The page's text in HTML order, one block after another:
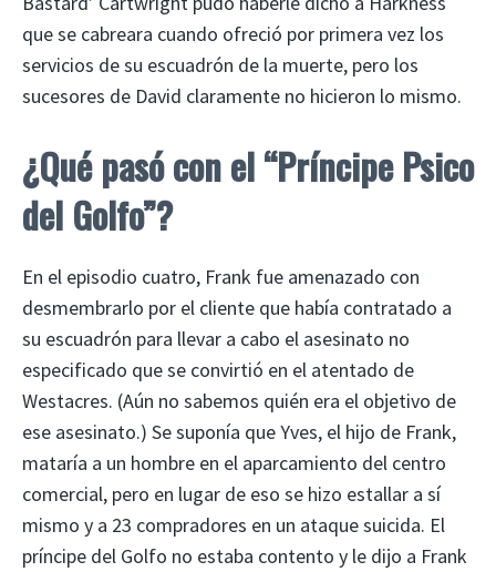
que se cabreara cuando ofreció por primera vez los
servicios de su escuadrón de la muerte, pero los
sucesores de David claramente no hicieron lo mismo.
¿Qué pasó con el “Príncipe Psico
del Golfo”?
En el episodio cuatro, Frank fue amenazado con
desmembrarlo por el cliente que había contratado a
su escuadrón para llevar a cabo el asesinato no
especificado que se convirtió en el atentado de
Westacres. (Aún no sabemos quién era el objetivo de
ese asesinato.) Se suponía que Yves, el hijo de Frank,
mataría a un hombre en el aparcamiento del centro
comercial, pero en lugar de eso se hizo estallar a sí
mismo y a 23 compradores en un ataque suicida. El
príncipe del Golfo no estaba contento y le dijo a Frank